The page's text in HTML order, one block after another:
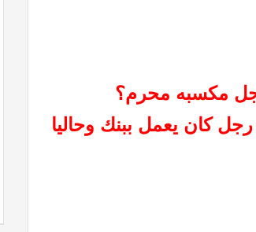
مكسبه محرم؟
كان يعمل ببنك وحاليا